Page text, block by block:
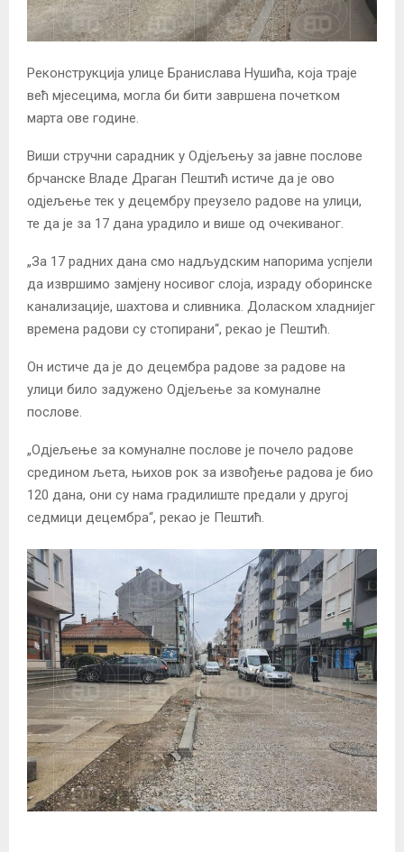
Реконструкција улице Бранислава Нушића, која траје
већ мјесецима, могла би бити завршена почетком
марта ове године.
Виши стручни сарадник у Одјељењу за јавне послове
брчанске Владе Драган Пештић истиче да је ово
одјељење тек у децембру преузело радове на улици,
те да је за 17 дана урадило и више од очекиваног.
„За 17 радних дана смо надљудским напорима успјели
да извршимо замјену носивог слоја, израду оборинске
канализације, шахтова и сливника. Доласком хладнијег
времена радови су стопирани“, рекао је Пештић.
Он истиче да је до децембра радове за радове на
улици било задужено Одјељење за комуналне
послове.
„Одјељење за комуналне послове је почело радове
средином љета, њихов рок за извођење радова је био
120 дана, они су нама градилиште предали у другој
седмици децембра“, рекао је Пештић.